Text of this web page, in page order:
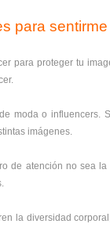
para
para proteger tu
moda o influencers.
imágenes.
de atención no sea
la diversidad